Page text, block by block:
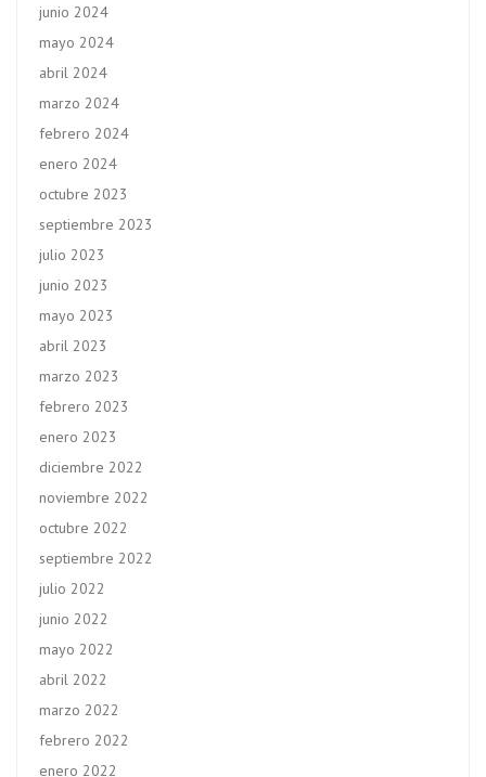
junio 2024
mayo 2024
abril 2024
marzo 2024
febrero 2024
enero 2024
octubre 2023
septiembre 2023
julio 2023
junio 2023
mayo 2023
abril 2023
marzo 2023
febrero 2023
enero 2023
diciembre 2022
noviembre 2022
octubre 2022
septiembre 2022
julio 2022
junio 2022
mayo 2022
abril 2022
marzo 2022
febrero 2022
enero 2022